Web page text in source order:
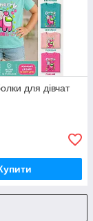
для дівчат